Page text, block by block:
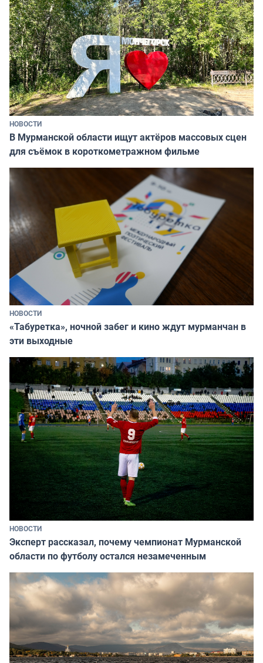
НОВОСТИ
В Мурманской области ищут актёров массовых сцен
для съёмок в короткометражном фильме
НОВОСТИ
«Табуретка», ночной забег и кино ждут мурманчан в
эти выходные
НОВОСТИ
Эксперт рассказал, почему чемпионат Мурманской
области по футболу остался незамеченным